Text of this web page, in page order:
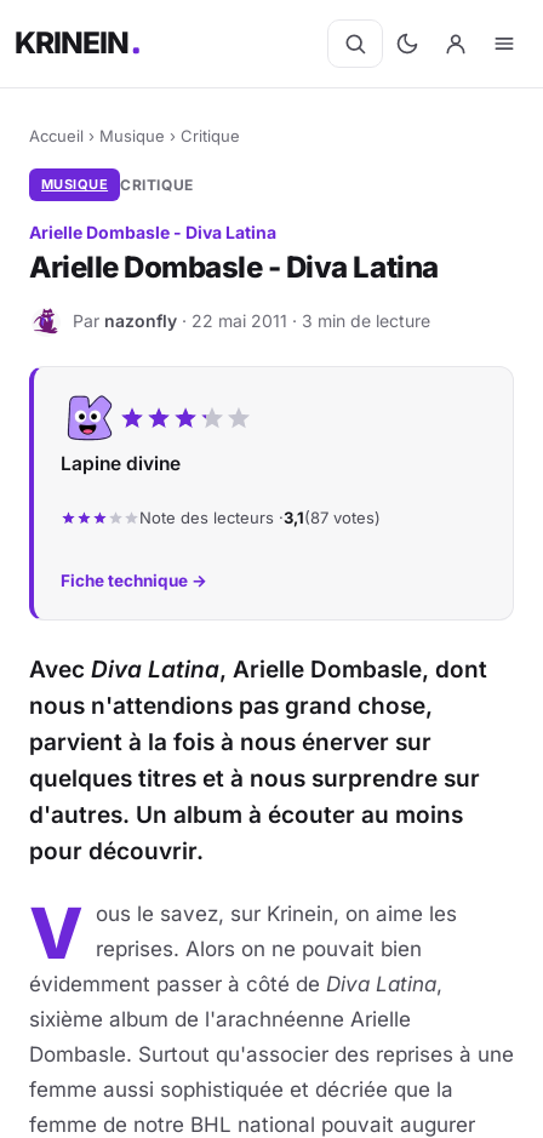
KRINEIN
Accueil › Musique › Critique
MUSIQUE CRITIQUE
Arielle Dombasle - Diva Latina
Arielle Dombasle - Diva Latina
N Par nazonfly · 22 mai 2011 · 3 min de lecture
Lapine divine
Note des lecteurs ·3,1(87 votes)
Fiche technique →
Avec Diva Latina, Arielle Dombasle, dont
nous n'attendions pas grand chose,
parvient à la fois à nous énerver sur
quelques titres et à nous surprendre sur
d'autres. Un album à écouter au moins
pour découvrir.
V
ous le savez, sur Krinein, on aime les
reprises. Alors on ne pouvait bien
évidemment passer à côté de Diva Latina,
sixième album de l'arachnéenne Arielle
Dombasle. Surtout qu'associer des reprises à une
femme aussi sophistiquée et décriée que la
femme de notre BHL national pouvait augurer